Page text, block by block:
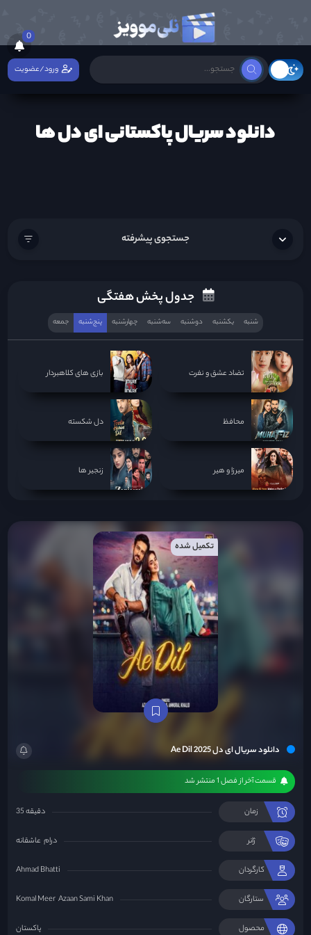
0
ورود/عضویت
دانلود سریال پاکستانی ای دل ها
جستجوی پیشرفته
جدول پخش هفتگی
شنبه یکشنبه دوشنبه سه‌‌شنبه چهارشنبه پنج‌شنبه جمعه
تضاد عشق و نفرت بازی های کلاهبردار
محافظ دل شکسته
میرزا و هیر زنجیر ها
دانلود سریال ای دل Ae Dil 2025
قسمت آخر از فصل 1 منتشر شد
زمان 35 دقیقه
ژانر درام عاشقانه
کارگردان Ahmad Bhatti
ستارگان Komal Meer Azaan Sami Khan
محصول پاکستان
تکمیل شده